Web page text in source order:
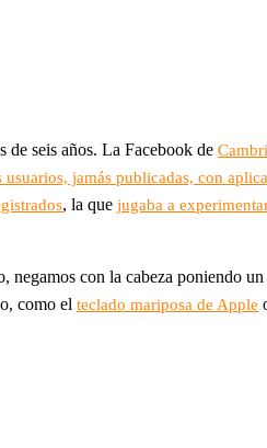
de seis años. La Facebook de
jamás publicadas, con
, la que jugaba a
negamos con la cabeza poniendo
como el teclado mariposa de Apple